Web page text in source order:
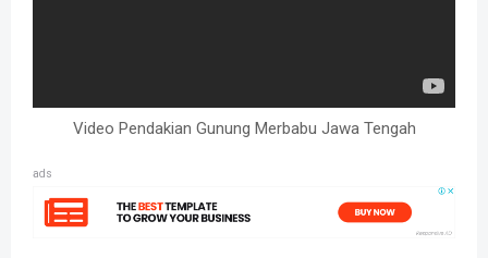
Video Pendakian Gunung Merbabu Jawa Tengah
ads